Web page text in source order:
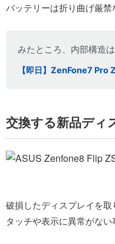
バッテリーは折り曲げ厳禁
みたところ、内部構造
【即日】ZenFone7 Pro
交換する新品ディ
破損したディスプレイを取
タッチや表示に異常がない